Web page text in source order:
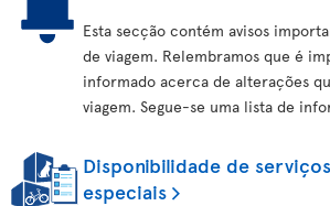
Esta secção contém avisos
de viagem. Relembramos que é
informado acerca de alterações
viagem. Segue-se uma lista de
Disponibilidade de
especiais